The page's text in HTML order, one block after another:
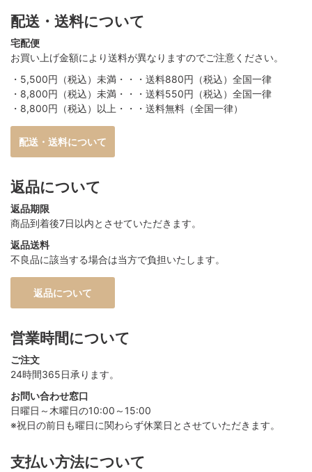
配送・送料について
宅配便
お買い上げ金額により送料が異なりますのでご注意ください。
・5,500円（税込）未満・・・送料880円（税込）全国一律
・8,800円（税込）未満・・・送料550円（税込）全国一律
・8,800円（税込）以上・・・送料無料（全国一律）
配送・送料について
返品について
返品期限
商品到着後7日以内とさせていただきます。
返品送料
不良品に該当する場合は当方で負担いたします。
返品について
営業時間について
ご注文
24時間365日承ります。
お問い合わせ窓口
日曜日～木曜日の10:00～15:00
※祝日の前日も曜日に関わらず休業日とさせていただきます。
支払い方法について